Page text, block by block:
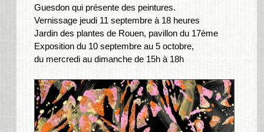
Guesdon qui présente des peintures.
Vernissage jeudi 11 septembre à 18 heures
Jardin des plantes de Rouen, pavillon du 17ème
Exposition du 10 septembre au 5 octobre,
du mercredi au dimanche de 15h à 18h